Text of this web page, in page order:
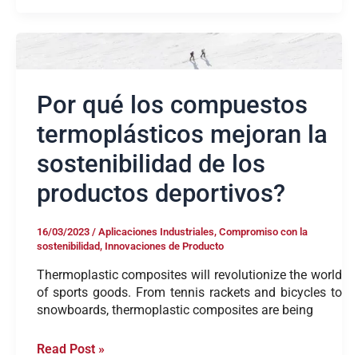
Por qué los compuestos
termoplásticos mejoran la
sostenibilidad de los
productos deportivos?
16/03/2023 / Aplicaciones Industriales, Compromiso con la
sostenibilidad, Innovaciones de Producto
Thermoplastic composites will revolutionize the world
of sports goods. From tennis rackets and bicycles to
snowboards, thermoplastic composites are being
compuestos
termoplásticos
mejoran
la
sostenibilidad
los
deportivos?
Read Post »